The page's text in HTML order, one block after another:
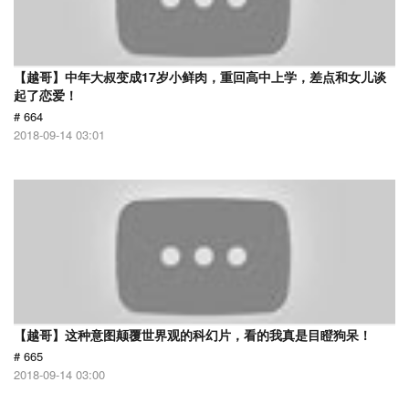
【越哥】中年大叔变成17岁小鲜肉，重回高中上学，差点和女儿谈
起了恋爱！
# 664
2018-09-14 03:01
【越哥】这种意图颠覆世界观的科幻片，看的我真是目瞪狗呆！
# 665
2018-09-14 03:00